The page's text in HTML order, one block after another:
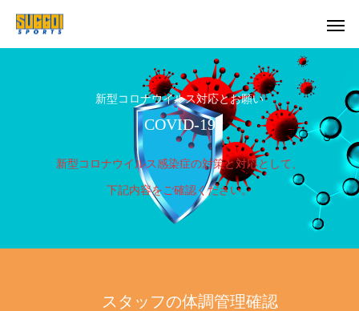
新型コロナウイルス対応とお願い
COVID-19
新型コロナウイルス感染症の対策と対応として、
下記内容をご確認ください。
スタッフの体調管理確認